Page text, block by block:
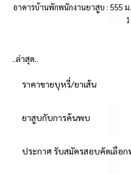
อาคารบ้านพักพนักงานยาสูบ : 555
..ล่าสุด..
ราคาขายบุหรี่/ยาเส้น
ยาสูบกับการค้นพบ
ประกาศ รับสมัครสอบคัดเลือก